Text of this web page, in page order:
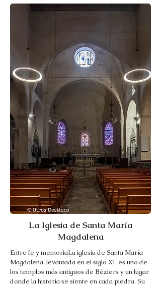
La Iglesia de Santa María
Magdalena
Entre fe y memoriaLa iglesia de Santa María
Magdalena, levantada en el siglo XI, es uno de
los templos más antiguos de Béziers y un lugar
donde la historia se siente en cada piedra. Su